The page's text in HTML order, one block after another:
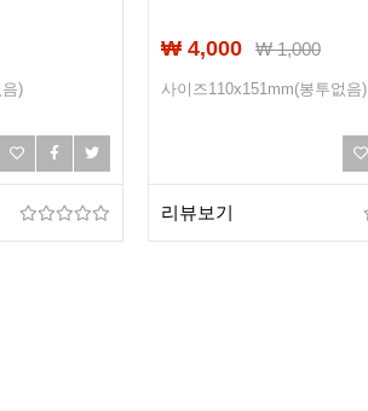
)
₩ 4,000 ₩1,000
사이즈110x151mm(봉투없음)
리뷰보기